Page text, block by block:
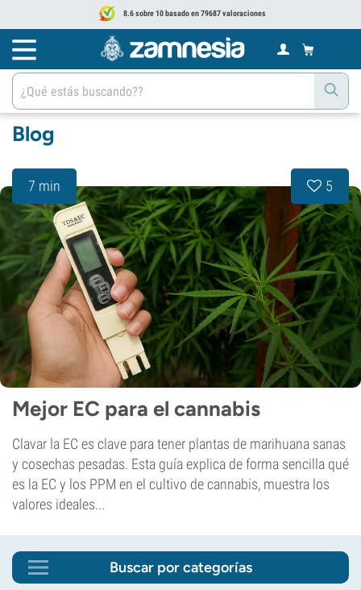
8.6 sobre 10 basado en 79687 valoraciones
Blog
7 min 5
Mejor EC para el cannabis
Clavar la EC es clave para tener plantas de marihuana sanas
y cosechas pesadas. Esta guía explica de forma sencilla qué
es la EC y los PPM en el cultivo de cannabis, muestra los
valores ideales...
Buscar por categorías